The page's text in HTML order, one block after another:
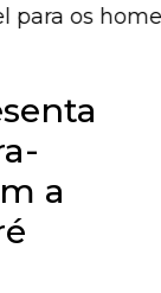
os homens
a